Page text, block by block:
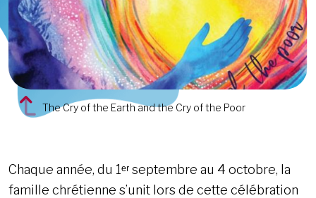
The Cry of the Earth and the Cry of the Poor
Chaque année, du 1ᵉʳ septembre au 4 octobre, la
famille chrétienne s’unit lors de cette célébration